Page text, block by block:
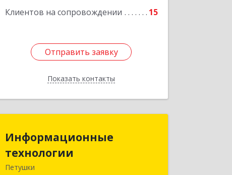
Клиентов на сопровождении 15
Отправить заявку
Показать контакты
Отправить заявку
Назад
Информационные
технологии
Петушки
технологии
601144, Владимирская обл, Петушки г,